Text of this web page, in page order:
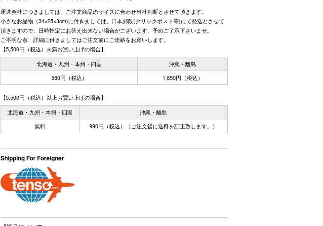
運送会社につきましては、ご注文商品のサイズに合わせ当社判断とさせて頂きます。
小さなお品物（34×25×3cm)に付きましては、日本郵政(クリックポスト等)にて発送とさせて
頂きますので、日時指定にお答え出来ない場合がございます。予めご了承下さいませ。
ご不明な点、詳細に付きましてはご注文前にご連絡をお願いします。
【5,500円（税込）未満お買い上げの場合】
北海道・九州・本州・四国
沖縄・離島
550円（税込）
1,650円（税込）
【5,500円（税込）以上お買い上げの場合】
北海道・九州・本州・四国
沖縄・離島
無料
990円（税込）（ご注文後に送料を訂正致します。）
Shipping For Foreigner